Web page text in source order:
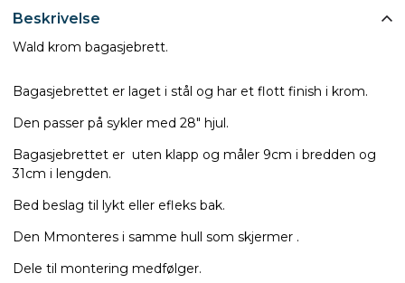
Beskrivelse
Wald krom bagasjebrett.
Bagasjebrettet er laget i stål og har et flott finish i krom.
Den passer på sykler med 28" hjul.
Bagasjebrettet er uten klapp og måler 9cm i bredden og
31cm i lengden.
Bed beslag til lykt eller efleks bak.
Den Mmonteres i samme hull som skjermer .
Dele til montering medfølger.